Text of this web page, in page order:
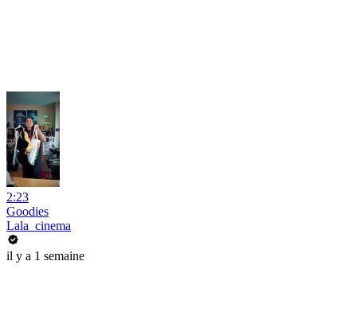
2:23
Goodies
Lala_cinema
il y a 1 semaine